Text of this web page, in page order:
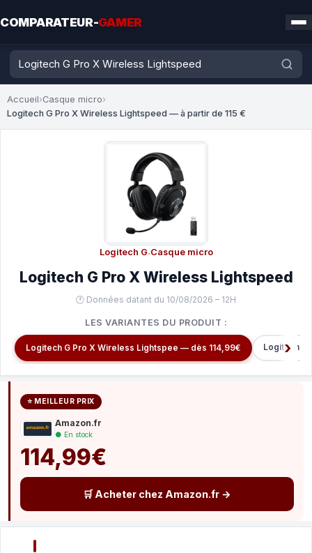
COMPARATEUR-GAMER
Accueil›Casque micro›
Logitech G Pro X Wireless Lightspeed — à partir de 115 €
Logitech G·Casque micro
Logitech G Pro X Wireless Lightspeed
🕐 Données datant du 10/08/2026 – 12H
LES VARIANTES DU PRODUIT :
Logitech G Pro X Wireless Lightspee — dès 114,99€ Logitech
⭐ MEILLEUR PRIX
Amazon.fr
● En stock
114,99€
🛒 Acheter chez Amazon.fr →